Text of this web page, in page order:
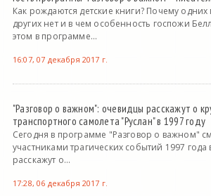
Как рождаются детские книги? Почему одних
других нет и в чем особенность госпожи
этом в программе...
16:07, 07 декабря 2017 г.
"Разговор о важном": очевидцы расскажут о
транспортного самолета "Руслан" в 1997 году
Сегодня в программе "Разговор о важном"
участниками трагических событий 1997 года
расскажут о...
17:28, 06 декабря 2017 г.